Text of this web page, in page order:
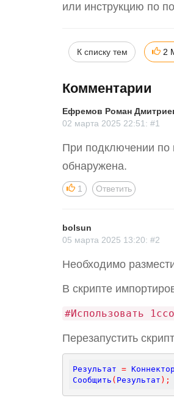
или инструкцию по
К списку тем 2
Комментарии
Ефремов Роман
02 марта 2025 22:51: #1
При подключении по
обнаружена.
1 Ответить
bolsun
05 марта 2025 13:20: #2
Необходимо
В скрипте
#Использовать
Перезапустить
Результат =
Сообщить ( Результат ) ;